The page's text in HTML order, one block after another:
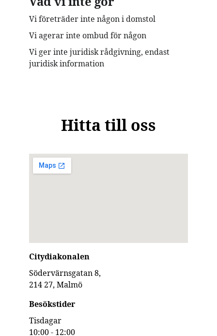
Vi företräder inte någon i domstol
Vi agerar inte ombud för någon
Vi ger inte juridisk rådgivning, endast
juridisk information
Hitta till oss
Citydiakonalen
Södervärnsgatan 8,
214 27, Malmö
Besökstider
Tisdagar
10:00 - 12:00